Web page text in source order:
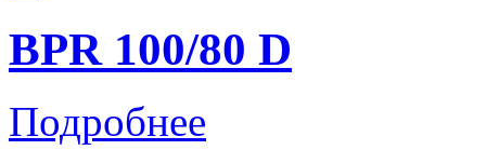
BPR 100/80 D
Подробнее